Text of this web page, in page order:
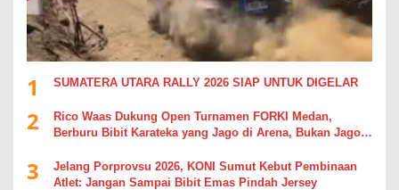
1 SUMATERA UTARA RALLY 2026 SIAP UNTUK DIGELAR
2
Rico Waas Dukung Open Turnamen FORKI Medan,
Berburu Bibit Karateka yang Jago di Arena, Bukan Jago
3
Jelang Porprovsu 2026, KONI Sumut Kebut Pembinaan
Atlet: Jangan Sampai Bibit Emas Pindah Jersey